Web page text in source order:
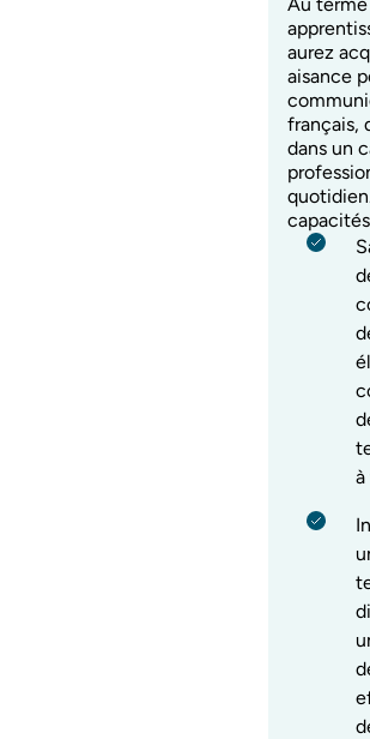
aurez
aisance
français,
dans un
à